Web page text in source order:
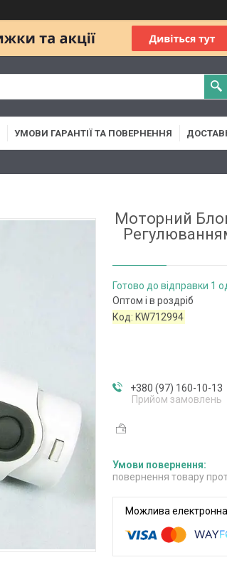
УМОВИ ГАРАНТІЇ ТА ПОВЕРНЕННЯ
Моторний
Готово до відправки 1
Оптом і в роздріб
Код: KW712994
+380 (97) 160-10-13
Прийом замовлень
повернення товару